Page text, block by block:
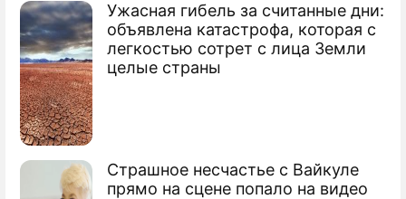
Ужасная гибель за считанные дни:
объявлена катастрофа, которая с
легкостью сотрет с лица Земли
целые страны
Страшное несчастье с Вайкуле
прямо на сцене попало на видео